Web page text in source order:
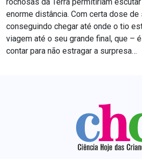
enorme distância. Com certa dose de
conseguindo chegar até onde o tio
viagem até o seu grande final, que –
contar para não estragar a surpresa…